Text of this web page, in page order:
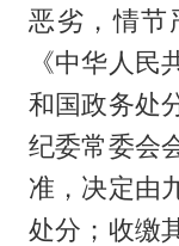
恶劣，情节
《中华人
和国政务处
纪委常委会
准，决定由
处分；收缴